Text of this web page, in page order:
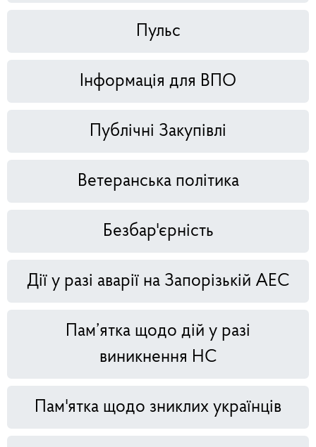
Пульс
Інформація для ВПО
Публічні Закупівлі
Ветеранська політика
Безбар'єрність
Дії у разі аварії на Запорізькій АЕС
Пам’ятка щодо дій у разі
виникнення НС
Пам'ятка щодо зниклих українців